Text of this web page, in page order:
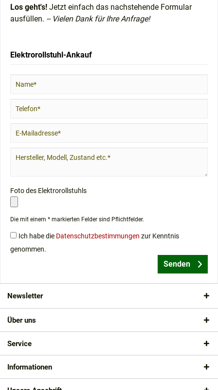
Los geht's! Jetzt einfach das nachstehende Formular
ausfüllen. -- Vielen Dank für Ihre Anfrage!
Elektrorollstuhl-Ankauf
Foto des Elektrorollstuhls
Die mit einem * markierten Felder sind Pflichtfelder.
Ich habe die Datenschutzbestimmungen zur Kenntnis
genommen.
Senden
Newsletter
Über uns
Service
Informationen